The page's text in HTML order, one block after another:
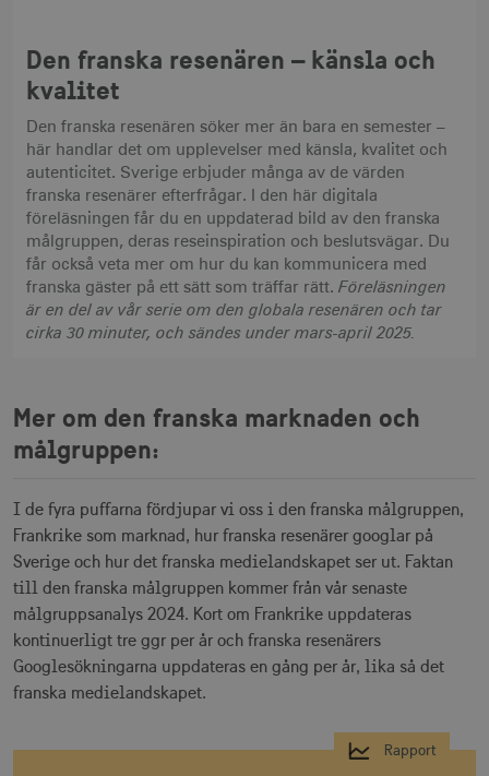
Den franska resenären – känsla och
kvalitet
Den franska resenären söker mer än bara en semester –
här handlar det om upplevelser med känsla, kvalitet och
autenticitet. Sverige erbjuder många av de värden
franska resenärer efterfrågar. I den här digitala
föreläsningen får du en uppdaterad bild av den franska
målgruppen, deras reseinspiration och beslutsvägar. Du
får också veta mer om hur du kan kommunicera med
franska gäster på ett sätt som träffar rätt. Föreläsningen
är en del av vår serie om den globala resenären och tar
cirka 30 minuter, och sändes under mars-april 2025.
Mer om den franska marknaden och
målgruppen:
I de fyra puffarna fördjupar vi oss i den franska målgruppen,
Frankrike som marknad, hur franska resenärer googlar på
Sverige och hur det franska medielandskapet ser ut. Faktan
till den franska målgruppen kommer från vår senaste
målgruppsanalys 2024. Kort om Frankrike uppdateras
kontinuerligt tre ggr per år och franska resenärers
Googlesökningarna uppdateras en gång per år, lika så det
franska medielandskapet.
Rapport